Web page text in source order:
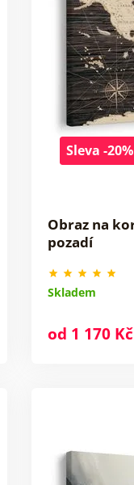
Sleva -20%
Obraz na
pozadí
Skladem
od 1 170 Kč